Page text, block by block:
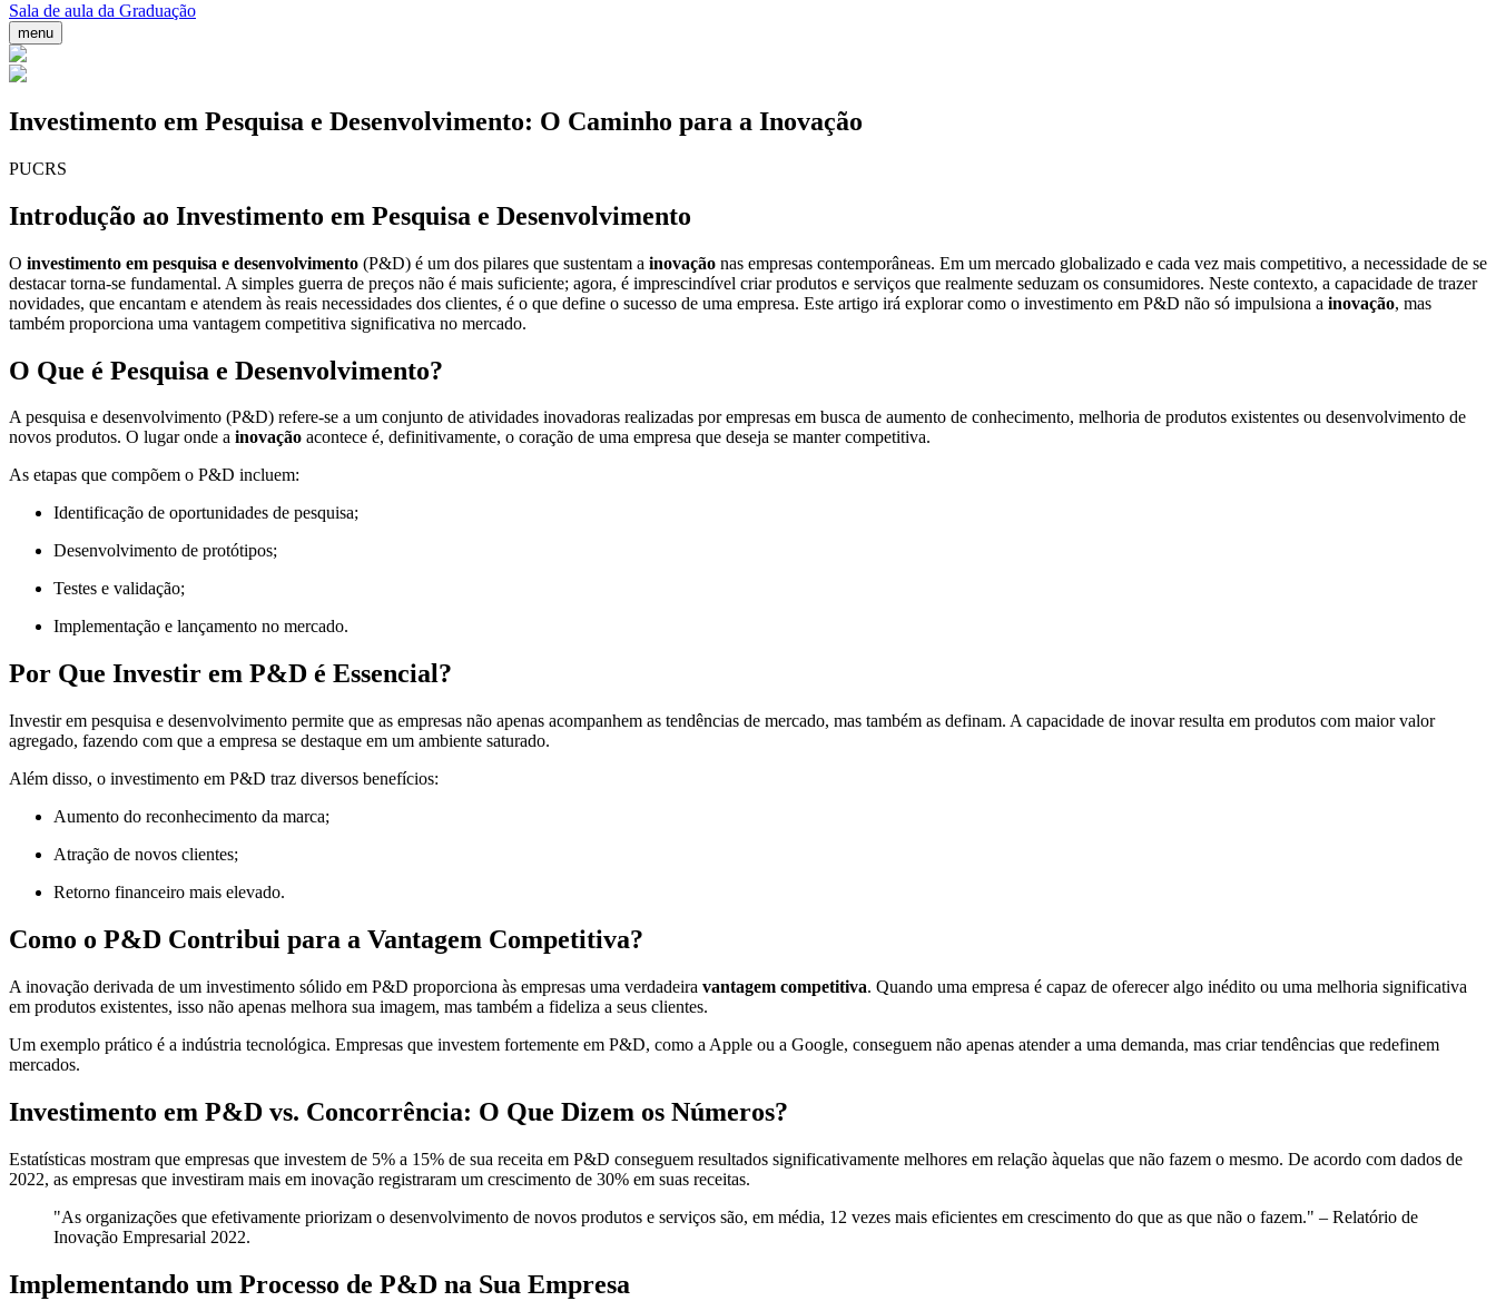
Sala de aula da Graduação
menu
Investimento em Pesquisa e Desenvolvimento: O Caminho para a Inovação
PUCRS
Introdução ao Investimento em Pesquisa e Desenvolvimento
O investimento em pesquisa e desenvolvimento (P&D) é um dos pilares que sustentam a inovação nas empresas contemporâneas. Em um mercado globalizado e cada vez mais competitivo, a necessidade de se
destacar torna-se fundamental. A simples guerra de preços não é mais suficiente; agora, é imprescindível criar produtos e serviços que realmente seduzam os consumidores. Neste contexto, a capacidade de trazer
novidades, que encantam e atendem às reais necessidades dos clientes, é o que define o sucesso de uma empresa. Este artigo irá explorar como o investimento em P&D não só impulsiona a inovação, mas
também proporciona uma vantagem competitiva significativa no mercado.
O Que é Pesquisa e Desenvolvimento?
A pesquisa e desenvolvimento (P&D) refere-se a um conjunto de atividades inovadoras realizadas por empresas em busca de aumento de conhecimento, melhoria de produtos existentes ou desenvolvimento de
novos produtos. O lugar onde a inovação acontece é, definitivamente, o coração de uma empresa que deseja se manter competitiva.
As etapas que compõem o P&D incluem:
Identificação de oportunidades de pesquisa;
Desenvolvimento de protótipos;
Testes e validação;
Implementação e lançamento no mercado.
Por Que Investir em P&D é Essencial?
Investir em pesquisa e desenvolvimento permite que as empresas não apenas acompanhem as tendências de mercado, mas também as definam. A capacidade de inovar resulta em produtos com maior valor
agregado, fazendo com que a empresa se destaque em um ambiente saturado.
Além disso, o investimento em P&D traz diversos benefícios:
Aumento do reconhecimento da marca;
Atração de novos clientes;
Retorno financeiro mais elevado.
Como o P&D Contribui para a Vantagem Competitiva?
A inovação derivada de um investimento sólido em P&D proporciona às empresas uma verdadeira vantagem competitiva. Quando uma empresa é capaz de oferecer algo inédito ou uma melhoria significativa
em produtos existentes, isso não apenas melhora sua imagem, mas também a fideliza a seus clientes.
Um exemplo prático é a indústria tecnológica. Empresas que investem fortemente em P&D, como a Apple ou a Google, conseguem não apenas atender a uma demanda, mas criar tendências que redefinem
mercados.
Investimento em P&D vs. Concorrência: O Que Dizem os Números?
Estatísticas mostram que empresas que investem de 5% a 15% de sua receita em P&D conseguem resultados significativamente melhores em relação àquelas que não fazem o mesmo. De acordo com dados de
2022, as empresas que investiram mais em inovação registraram um crescimento de 30% em suas receitas.
"As organizações que efetivamente priorizam o desenvolvimento de novos produtos e serviços são, em média, 12 vezes mais eficientes em crescimento do que as que não o fazem." – Relatório de
Inovação Empresarial 2022.
Implementando um Processo de P&D na Sua Empresa